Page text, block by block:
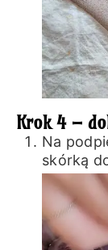
Krok 4 –
Na
skórką